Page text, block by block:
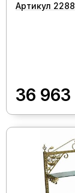
Артикул 2288
36 963